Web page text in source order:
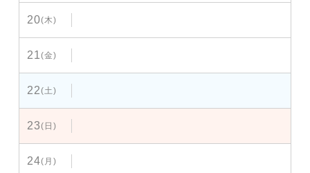
20(木)
21(金)
22(土)
23(日)
24(月)